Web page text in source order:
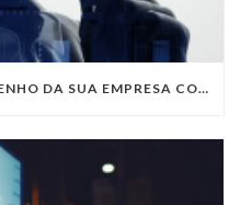
POTENCIALIZE O DESEMPENHO DA SUA EMPRESA COM OS SERVIÇOS DE TI DA VIVO VITA